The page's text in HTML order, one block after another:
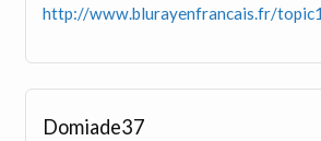
http://www.blurayenfrancais.fr/
Domiade37